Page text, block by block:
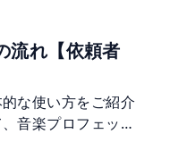
のように金属の
演奏方法もまち
えます。 この
という基本的な
れるのか、その機
ンの基礎知識を
流れ【依頼者
な使い方をご紹介
音楽プロフェッシ
プロフェッショ